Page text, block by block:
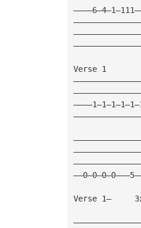
Verse 1
Verse 1—